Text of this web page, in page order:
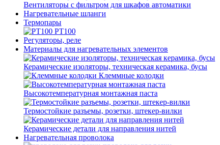
Вентиляторы с фильтром для шкафов автоматики
Нагревательные шланги
Термопары
PT100
Регуляторы, реле
Материалы для нагревательных элементов
Керамические изоляторы, техническая керамика, бусы
Клеммные колодки
Высокотемпературная монтажная паста
Термостойкие разъемы, розетки, штекер-вилки
Керамические детали для направления нитей
Нагревательная проволока